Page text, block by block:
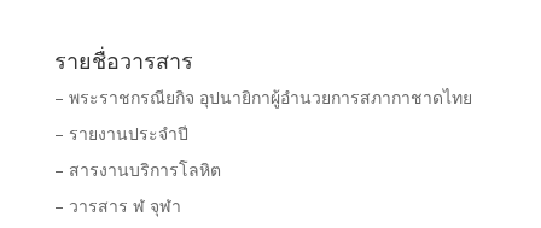
รายชื่อวารสาร
– พระราชกรณียกิจ อุปนายิกาผู้อำนวยการสภากาชาดไทย
– รายงานประจำปี
– สารงานบริการโลหิต
– วารสาร ฬ จุฬา